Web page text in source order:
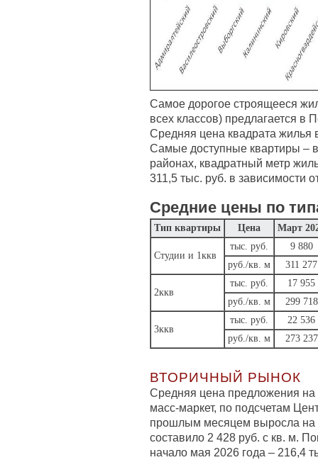
Самое дорогое строящееся
всех классов) предлагается в
Средняя цена квадрата жилья
Самые доступные квартиры –
районах, квадратный метр
311,5 тыс. руб. в зависимости
Средние цены по
Тип квартиры Цена Март
Студии и 1ккв
тыс. руб.
9 880
руб./кв. м
311 277
2ккв
тыс. руб.
17 955
руб./кв. м
299 718
3ккв
тыс. руб.
22 536
руб./кв. м
273 237
ВТОРИЧНЫЙ РЫНОК
Средняя цена предложения на
масс-маркет, по подсчетам
прошлым месяцем выросла на
составило 2 428 руб. с кв. м.
начало мая 2026 года – 216,4